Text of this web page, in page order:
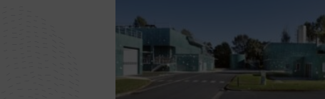
« Ici
commence la
mer » ou
cours
bassin